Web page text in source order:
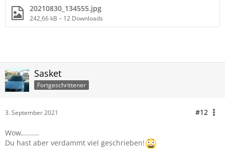
20210830_134555.jpg
242,66 kB – 12 Downloads
Sasket
Fortgeschrittener
3. September 2021 #12
Wow,........
Du hast aber verdammt viel geschrieben!